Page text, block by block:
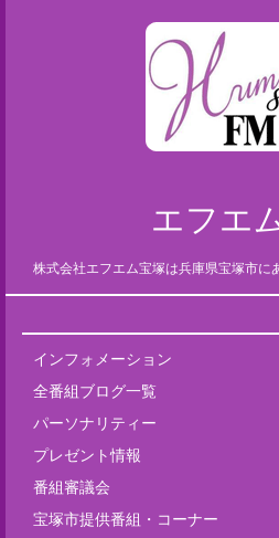
エフエ
株式会社エフエム宝塚は兵庫県宝塚市に
インフォメーション
全番組ブログ一覧
パーソナリティー
プレゼント情報
番組審議会
宝塚市提供番組・コーナー